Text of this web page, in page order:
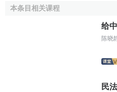
本条目相关课程
给
陈晓
民